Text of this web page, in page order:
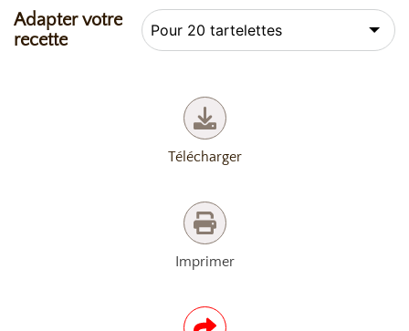
Adapter votre
recette
Télécharger
Imprimer